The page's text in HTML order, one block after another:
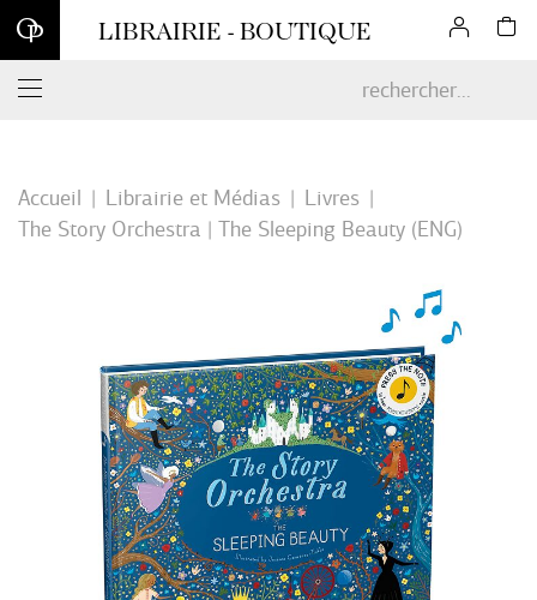
Inscrivez-vous à notre newsletter et profitez d'une remise de 10
% sur votre première commande en ligne*
LIBRAIRIE - BOUTIQUE
Accueil Librairie et Médias
Livres
The Story Orchestra | The Sleeping Beauty (ENG)